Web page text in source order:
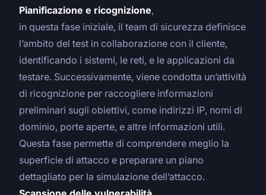
Pianificazione e ricognizione,
in questa fase iniziale, il team di sicurezza definisce
l’ambito del test in collaborazione con il cliente,
identificando i sistemi, le reti, e le applicazioni da
testare. Successivamente, viene condotta un’attività
di ricognizione per raccogliere informazioni
preliminari sugli obiettivi, come indirizzi IP, nomi di
dominio, porte aperte, e altre informazioni utili.
Questa fase permette di comprendere meglio la
superficie di attacco e preparare un piano
dettagliato per la simulazione dell’attacco.